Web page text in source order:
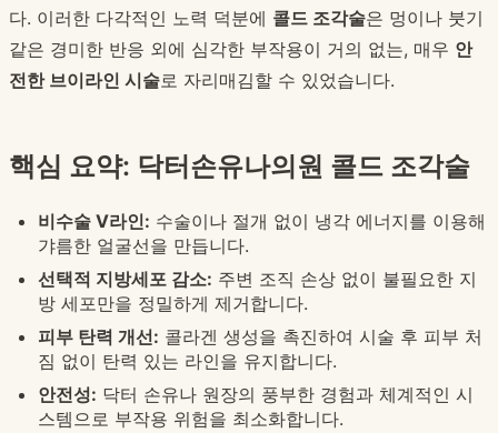
다. 이러한 다각적인 노력 덕분에 콜드 조각술은 멍이나 붓기
같은 경미한 반응 외에 심각한 부작용이 거의 없는, 매우 안
전한 브이라인 시술로 자리매김할 수 있었습니다.
핵심 요약: 닥터손유나의원 콜드 조각술
비수술 V라인: 수술이나 절개 없이 냉각 에너지를 이용해
갸름한 얼굴선을 만듭니다.
선택적 지방세포 감소: 주변 조직 손상 없이 불필요한 지
방 세포만을 정밀하게 제거합니다.
피부 탄력 개선: 콜라겐 생성을 촉진하여 시술 후 피부 처
짐 없이 탄력 있는 라인을 유지합니다.
안전성: 닥터 손유나 원장의 풍부한 경험과 체계적인 시
스템으로 부작용 위험을 최소화합니다.